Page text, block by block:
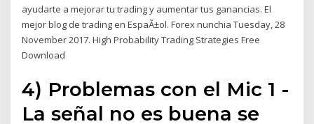
ayudarte a mejorar tu trading y aumentar tus ganancias. El
mejor blog de trading en EspaÃ±ol. Forex nunchia Tuesday, 28
November 2017. High Probability Trading Strategies Free
Download
4) Problemas con el Mic 1 -
La señal no es buena se